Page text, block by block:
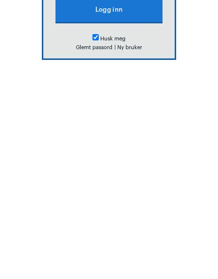
Husk meg
Glemt passord
Ny bruker